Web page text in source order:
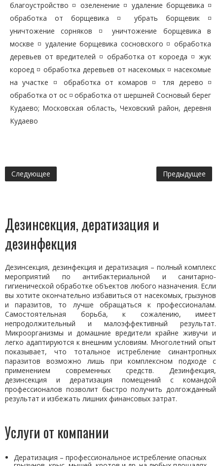
благоустройство ◽ озеленение ◽ удаление борщевика ◽
обработка от борщевика ◽ убрать борщевик ◽
уничтожение сорняков ◽ уничтожение борщевика в
москве ◽ удаление борщевика сосновского ◽ обработка
деревьев от вредителей ◽ обработка от короеда ◽ жук
короед ◽ обработка деревьев от насекомых ◽ насекомые
на участке ◽ обработка от комаров ◽ тля дерево ◽
обработка от ос ◽ обработка от шершней Сосновый берег
Кудаево; Московская область, Чеховский район, деревня
Кудаево
Следующее Предыдущее
Дезинсекция, дератизация и
дезинфекция
Дезинсекция, дезинфекция и дератизация – полный комплекс
мероприятий по антибактериальной и санитарно-
гигиенической обработке объектов любого назначения. Если
вы хотите окончательно избавиться от насекомых, грызунов
и паразитов, то лучше обращаться к профессионалам.
Самостоятельная борьба, к сожалению, имеет
непродолжительный и малоэффективный результат.
Микроорганизмы и домашние вредители крайне живучи и
легко адаптируются к внешним условиям. Многолетний опыт
показывает, что тотальное истребление синантропных
паразитов возможно лишь при комплексном подходе с
применением современных средств. Дезинфекция,
дезинсекция и дератизация помещений с командой
профессионалов позволит быстро получить долгожданный
результат и избежать лишних финансовых затрат.
Услуги от компании
Дератизация – профессиональное истребление опасных